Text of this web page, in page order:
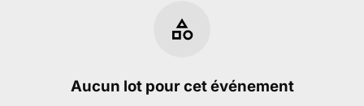
Aucun lot pour cet événement